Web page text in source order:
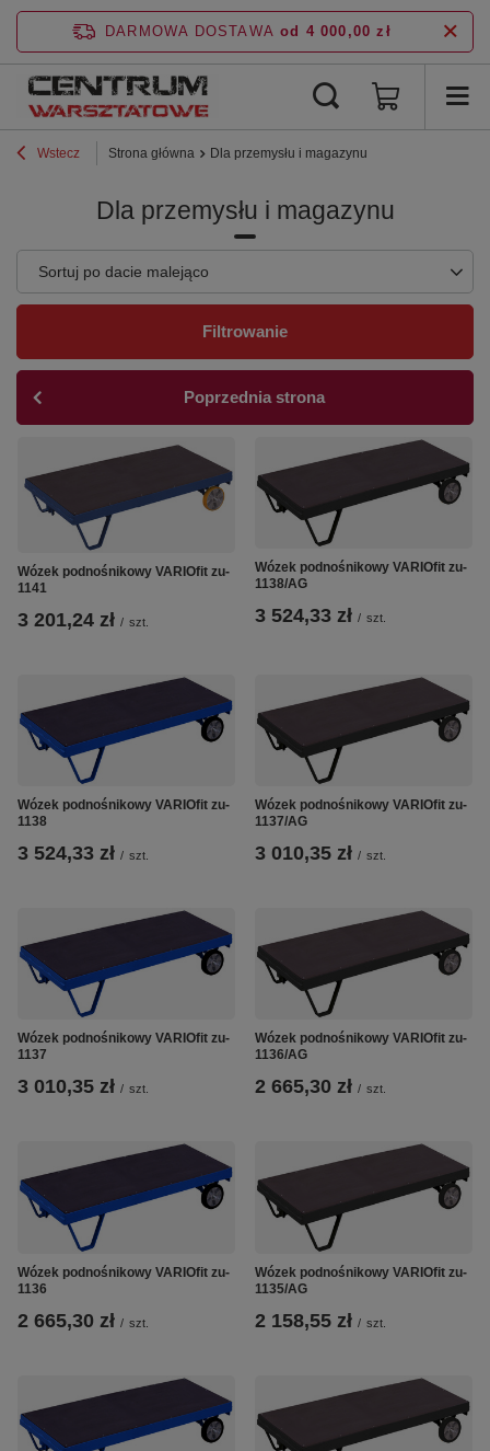
DARMOWA DOSTAWA od 4 000,00 zł
Wstecz Strona główna Dla przemysłu i magazynu
Dla przemysłu i magazynu
Zmień sortowanie
Sortuj po dacie malejąco
Filtrowanie
Poprzednia strona
Wózek podnośnikowy VARIOfit zu-
1141
3 201,24 zł / szt.
Wózek podnośnikowy VARIOfit zu-
1138/AG
3 524,33 zł / szt.
Wózek podnośnikowy VARIOfit zu-
1138
3 524,33 zł / szt.
Wózek podnośnikowy VARIOfit zu-
1137/AG
3 010,35 zł / szt.
Wózek podnośnikowy VARIOfit zu-
1137
3 010,35 zł / szt.
Wózek podnośnikowy VARIOfit zu-
1136/AG
2 665,30 zł / szt.
Wózek podnośnikowy VARIOfit zu-
1136
2 665,30 zł / szt.
Wózek podnośnikowy VARIOfit zu-
1135/AG
2 158,55 zł / szt.